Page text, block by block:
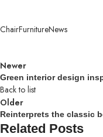
ChairFurnitureNews
Newer
Green interior design
Back to list
Older
Reinterprets the classic
Related Posts